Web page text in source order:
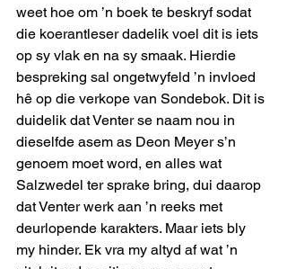
weet hoe om ’n boek te beskryf sodat
die koerantleser dadelik voel dit is iets
op sy vlak en na sy smaak. Hierdie
bespreking sal ongetwyfeld ’n invloed
hê op die verkope van Sondebok. Dit is
duidelik dat Venter se naam nou in
dieselfde asem as Deon Meyer s’n
genoem moet word, en alles wat
Salzwedel ter sprake bring, dui daarop
dat Venter werk aan ’n reeks met
deurlopende karakters. Maar iets bly
my hinder. Ek vra my altyd af wat ’n